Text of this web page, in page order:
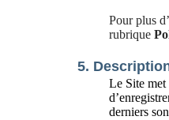
Pour plus
rubrique
5.
Le Site met
derniers